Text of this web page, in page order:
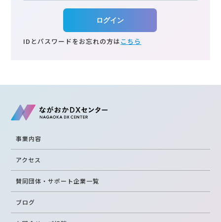
利用規約
IDとパスワードをお忘れの方は こちら
事業内容
アクセス
賛同団体・サポート企業一覧
ブログ